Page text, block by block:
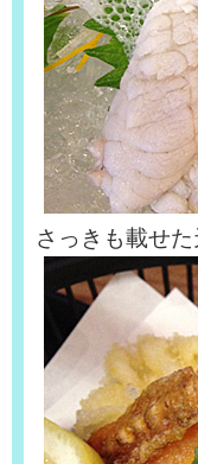
さっきも載せ